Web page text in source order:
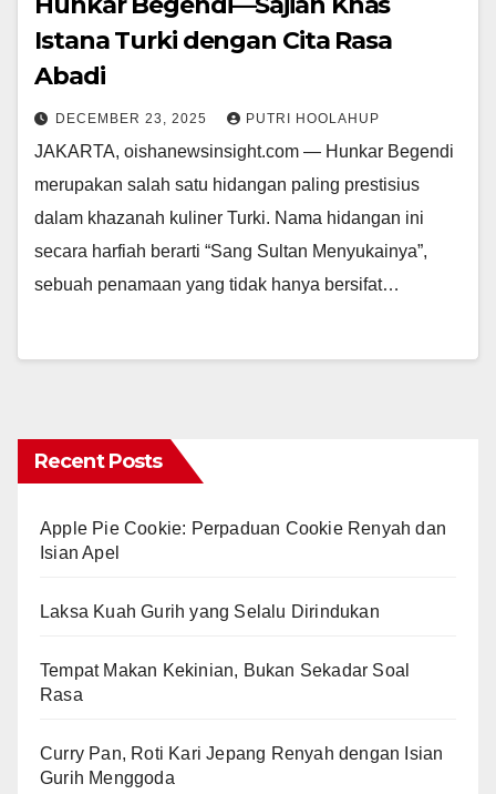
Istana Turki dengan Cita Rasa
Abadi
DECEMBER 23, 2025 PUTRI HOOLAHUP
JAKARTA, oishanewsinsight.com — Hunkar Begendi
merupakan salah satu hidangan paling prestisius
dalam khazanah kuliner Turki. Nama hidangan ini
secara harfiah berarti “Sang Sultan Menyukainya”,
sebuah penamaan yang tidak hanya bersifat…
Recent Posts
Apple Pie Cookie: Perpaduan Cookie Renyah dan
Isian Apel
Laksa Kuah Gurih yang Selalu Dirindukan
Tempat Makan Kekinian, Bukan Sekadar Soal
Rasa
Curry Pan, Roti Kari Jepang Renyah dengan Isian
Gurih Menggoda